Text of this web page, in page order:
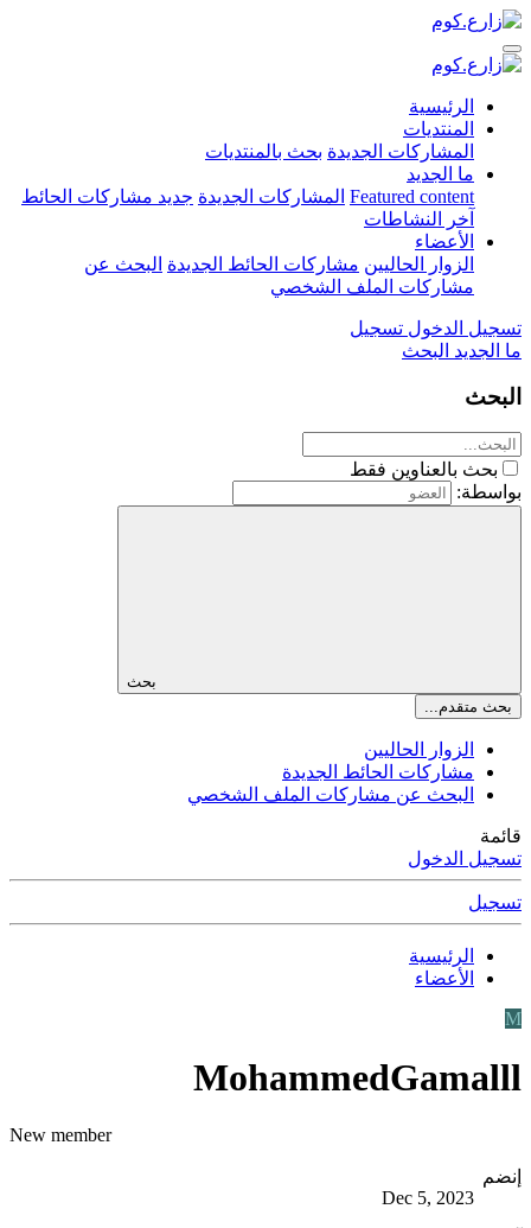
الرئيسية
المنتديات
المشاركات الجديدة بحث بالمنتديات
ما الجديد
Featured content المشاركات الجديدة جديد مشاركات الحائط
آخر النشاطات
الأعضاء
الزوار الحاليين مشاركات الحائط الجديدة البحث عن
مشاركات الملف الشخصي
تسجيل الدخول تسجيل
ما الجديد البحث
البحث
بحث بالعناوين فقط
بواسطة:
بحث
بحث متقدم...
الزوار الحاليين
مشاركات الحائط الجديدة
البحث عن مشاركات الملف الشخصي
قائمة
تسجيل الدخول
تسجيل
الرئيسية
الأعضاء
M
MohammedGamalll
New member
إنضم
Dec 5, 2023